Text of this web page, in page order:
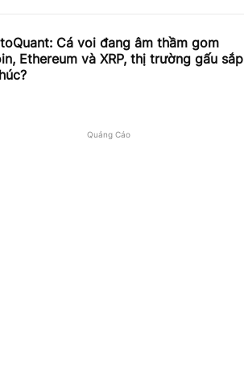
Cá voi đang âm thầm gom
Ethereum và XRP, thị trường gấu sắp
Quảng Cáo